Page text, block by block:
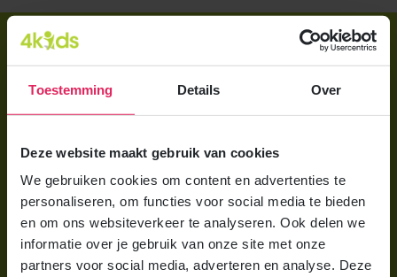
Toestemming Details Over
Deze website maakt gebruik van cookies
We gebruiken cookies om content en advertenties te
personaliseren, om functies voor social media te bieden
en om ons websiteverkeer te analyseren. Ook delen we
informatie over je gebruik van onze site met onze
partners voor social media, adverteren en analyse. Deze
Direct regelen
Brochure aanvragen
Voor ouders
Wat is gastouderopvang?
Wat kost een gastouder?